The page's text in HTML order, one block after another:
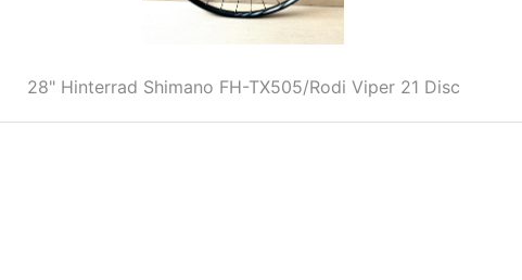
28" Hinterrad Shimano FH-TX505/Rodi Viper 21 Disc